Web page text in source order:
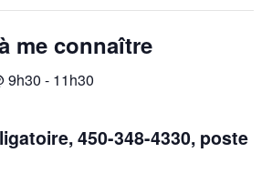
me connaître
9h30 - 11h30
450-348-4330, poste